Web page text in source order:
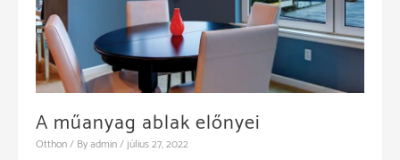
A műanyag ablak előnyei
Otthon/ Byadmin/ július 27, 2022